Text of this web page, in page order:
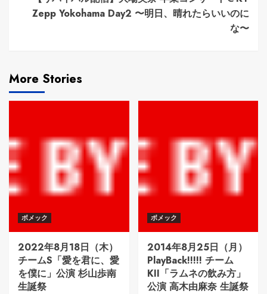
Zepp Yokohama Day2 〜明日、晴れたらいいのに
な〜
More Stories
ボメック
2022年8月18日（木）
チームS「愛を君に、愛
を僕に」公演 杉山歩南
生誕祭
ボメック
2014年8月25日（月）
PlayBack!!!!! チーム
KII「ラムネの飲み方」
公演 高木由麻奈 生誕祭